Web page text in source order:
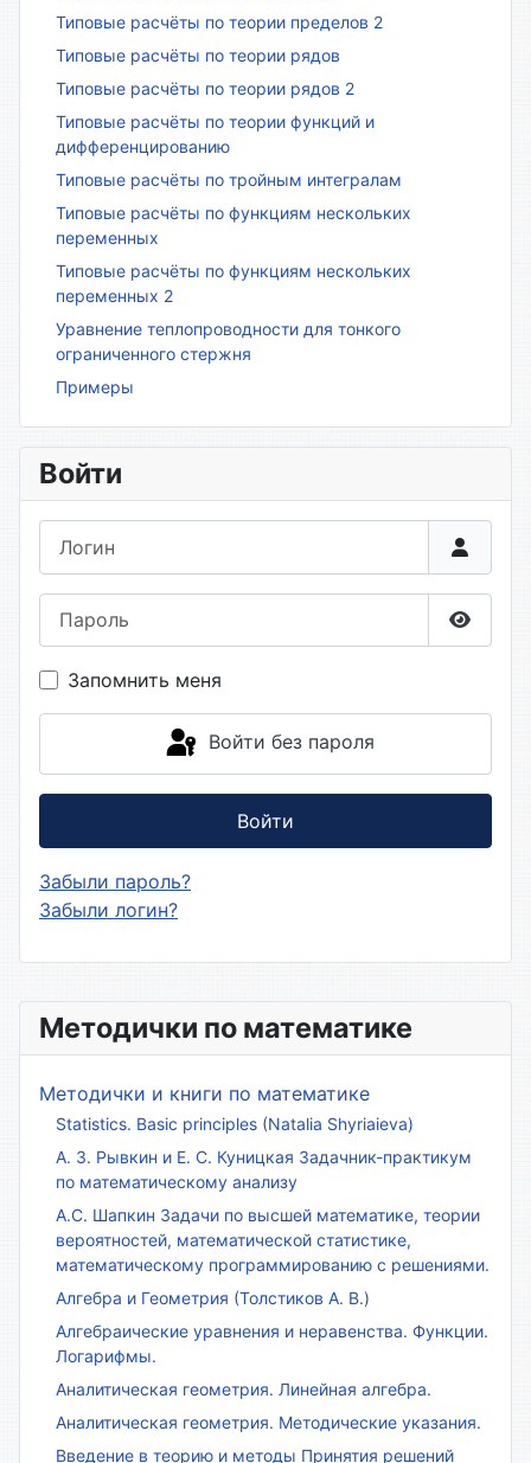
Методички по математике
Методички и книги по математике
Statistics. Basic principles (Natalia Shyriaieva)
А. З. Рывкин и Е. С. Куницкая Задачник-практикум
по математическому анализу
А.С. Шапкин Задачи по высшей математике, теории
вероятностей, математической статистике,
математическому программированию с решениями.
Алгебра и Геометрия (Толстиков А. В.)
Алгебраические уравнения и неравенства. Функции.
Логарифмы.
Аналитическая геометрия. Линейная алгебра.
Аналитическая геометрия. Методические указания.
Введение в теорию и методы Принятия решений
Типовые расчёты по теории пределов 2
Типовые расчёты по теории рядов
Типовые расчёты по теории рядов 2
Типовые расчёты по теории функций и
дифференцированию
Типовые расчёты по тройным интегралам
Типовые расчёты по функциям нескольких
переменных
Типовые расчёты по функциям нескольких
переменных 2
Уравнение теплопроводности для тонкого
ограниченного стержня
Примеры
Войти
Запомнить меня
Войти без пароля
Войти
Забыли пароль?
Забыли логин?